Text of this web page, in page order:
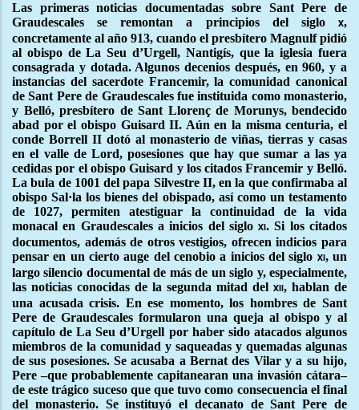
Las primeras noticias documentadas sobre Sant Pere de
Graudescales se remontan a principios del siglo x,
concretamente al año 913, cuando el presbítero Magnulf pidió
al obispo de La Seu d’Urgell, Nantigís, que la iglesia fuera
consagrada y dotada. Algunos decenios después, en 960, y a
instancias del sacerdote Francemir, la comunidad canonical
de Sant Pere de Graudescales fue instituida como monasterio,
y Belló, presbítero de Sant Llorenç de Morunys, bendecido
abad por el obispo Guisard II. Aún en la misma centuria, el
conde Borrell II dotó al monasterio de viñas, tierras y casas
en el valle de Lord, posesiones que hay que sumar a las ya
cedidas por el obispo Guisard y los citados Francemir y Belló.
La bula de 1001 del papa Silvestre II, en la que confirmaba al
obispo Sal·la los bienes del obispado, así como un testamento
de 1027, permiten atestiguar la continuidad de la vida
monacal en Graudescales a inicios del sigloxi. Si los citados
documentos, además de otros vestigios, ofrecen indicios para
pensar en un cierto auge del cenobio a inicios del siglo xi, un
largo silencio documental de más de un siglo y, especialmente,
las noticias conocidas de la segunda mitad del xii, hablan de
una acusada crisis. En ese momento, los hombres de Sant
Pere de Graudescales formularon una queja al obispo y al
capítulo de La Seu d’Urgell por haber sido atacados algunos
miembros de la comunidad y saqueadas y quemadas algunas
de sus posesiones. Se acusaba a Bernat des Vilar y a su hijo,
Pere –que probablemente capitanearan una invasión cátara–
de este trágico suceso que que tuvo como consecuencia el final
del monasterio. Se instituyó el decanato de Sant Pere de